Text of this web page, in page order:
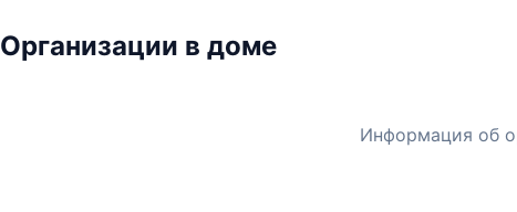
Организации в доме
Информация об